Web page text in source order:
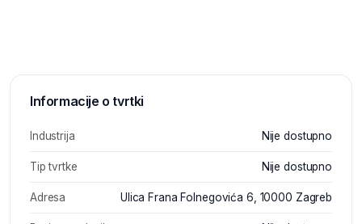
Informacije o tvrtki
Industrija Nije dostupno
Tip tvrtke Nije dostupno
Adresa Ulica Frana Folnegovića 6, 10000 Zagreb